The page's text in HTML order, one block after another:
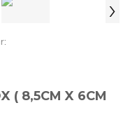
›
( 8,5CM X 6CM